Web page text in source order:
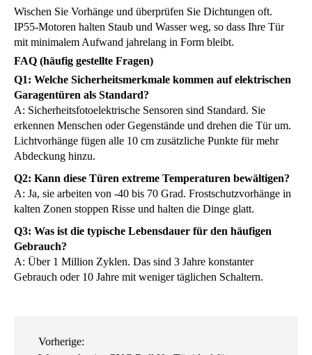
Wischen Sie Vorhänge und überprüfen Sie Dichtungen oft.
IP55-Motoren halten Staub und Wasser weg, so dass Ihre Tür
mit minimalem Aufwand jahrelang in Form bleibt.
FAQ (häufig gestellte Fragen)
Q1: Welche Sicherheitsmerkmale kommen auf elektrischen
Garagentüren als Standard?
A: Sicherheitsfotoelektrische Sensoren sind Standard. Sie
erkennen Menschen oder Gegenstände und drehen die Tür um.
Lichtvorhänge fügen alle 10 cm zusätzliche Punkte für mehr
Abdeckung hinzu.
Q2: Kann diese Türen extreme Temperaturen bewältigen?
A: Ja, sie arbeiten von -40 bis 70 Grad. Frostschutzvorhänge in
kalten Zonen stoppen Risse und halten die Dinge glatt.
Q3: Was ist die typische Lebensdauer für den häufigen
Gebrauch?
A: Über 1 Million Zyklen. Das sind 3 Jahre konstanter
Gebrauch oder 10 Jahre mit weniger täglichen Schaltern.
Vorherige: